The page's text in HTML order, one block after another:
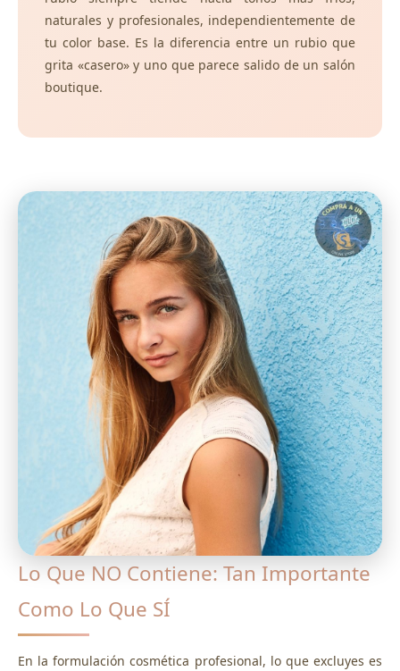
naturales y profesionales, independientemente de
tu color base. Es la diferencia entre un rubio que
grita «casero» y uno que parece salido de un salón
boutique.
Lo Que NO Contiene: Tan Importante
Como Lo Que SÍ
En la formulación cosmética profesional, lo que excluyes es